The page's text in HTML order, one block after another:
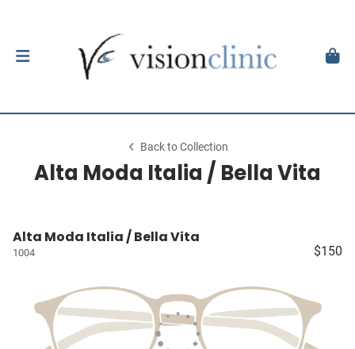
Back to Collection
Alta Moda Italia / Bella Vita
Alta Moda Italia / Bella Vita
1004 $150